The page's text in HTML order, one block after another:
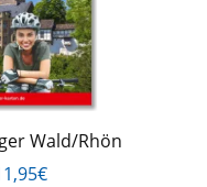
Wald/Rhön